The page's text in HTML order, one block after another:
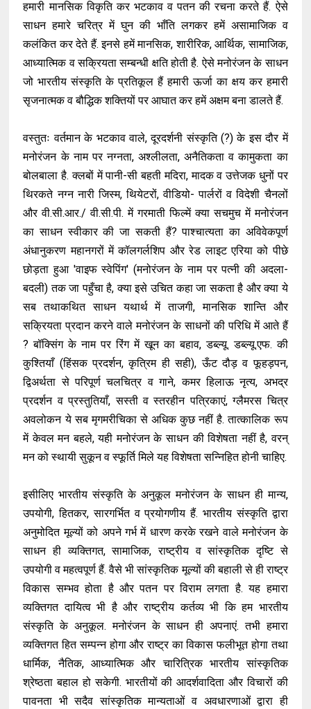
हमारी मानसिक विकृति कर भटकाव व पतन की रचना करते हैं. ऐसे
साधन हमारे चरित्र में घुन की भाँति लगकर हमें असामाजिक व
कलंकित कर देते हैं. इनसे हमें मानसिक, शारीरिक, आर्थिक, सामाजिक,
आध्यात्मिक व सक्रियता सम्बन्धी क्षति होती है. ऐसे मनोरंजन के साधन
जो भारतीय संस्कृति के प्रतिकूल हैं हमारी ऊर्जा का क्षय कर हमारी
सृजनात्मक व बौद्धिक शक्तियों पर आघात कर हमें अक्षम बना डालते हैं.
वस्तुतः वर्तमान के भटकाव वाले, दूरदर्शनी संस्कृति (?) के इस दौर में
मनोरंजन के नाम पर नग्नता, अश्लीलता, अनैतिकता व कामुकता का
बोलबाला है. क्लबों में पानी-सी बहती मदिरा, मादक व उत्तेजक धुनों पर
थिरकते नग्न नारी जिस्म, थियेटरों, वीडियो- पार्लरों व विदेशी चैनलों
और वी.सी.आर./ वी.सी.पी. में गरमाती फिल्में क्या सचमुच में मनोरंजन
का साधन स्वीकार की जा सकती हैं? पाश्चात्यता का अविवेकपूर्ण
अंधानुकरण महानगरों में कॉलगर्लशिप और रेड लाइट एरिया को पीछे
छोड़ता हुआ 'वाइफ स्वेपिंग' (मनोरंजन के नाम पर पत्नी की अदला-
बदली) तक जा पहुँचा है, क्या इसे उचित कहा जा सकता है और क्या ये
सब तथाकथित साधन यथार्थ में ताजगी, मानसिक शान्ति और
सक्रियता प्रदान करने वाले मनोरंजन के साधनों की परिधि में आते हैं
? बॉक्सिंग के नाम पर रिंग में खून का बहाव, डब्ल्यू. डब्ल्यू.एफ. की
कुश्तियाँ (हिंसक प्रदर्शन, कृत्रिम ही सही), ऊँट दौड़ व फूहड़पन,
द्विअर्थता से परिपूर्ण चलचित्र व गाने, कमर हिलाऊ नृत्य, अभद्र
प्रदर्शन व प्रस्तुतियाँ, सस्ती व स्तरहीन पत्रिकाएं, ग्लैमरस चित्र
अवलोकन ये सब मृगमरीचिका से अधिक कुछ नहीं है. तात्कालिक रूप
में केवल मन बहले, यही मनोरंजन के साधन की विशेषता नहीं है, वरन्
मन को स्थायी सुकून व स्फूर्ति मिले यह विशेषता सन्निहित होनी चाहिए.
इसीलिए भारतीय संस्कृति के अनुकूल मनोरंजन के साधन ही मान्य,
उपयोगी, हितकर, सारगर्भित व प्रयोगणीय हैं. भारतीय संस्कृति द्वारा
अनुमोदित मूल्यों को अपने गर्भ में धारण करके रखने वाले मनोरंजन के
साधन ही व्यक्तिगत, सामाजिक, राष्ट्रीय व सांस्कृतिक दृष्टि से
उपयोगी व महत्वपूर्ण हैं. वैसे भी सांस्कृतिक मूल्यों की बहाली से ही राष्ट्र
विकास सम्भव होता है और पतन पर विराम लगता है. यह हमारा
व्यक्तिगत दायित्व भी है और राष्ट्रीय कर्तव्य भी कि हम भारतीय
संस्कृति के अनुकूल. मनोरंजन के साधन ही अपनाएं. तभी हमारा
व्यक्तिगत हित सम्पन्न होगा और राष्ट्र का विकास फलीभूत होगा तथा
धार्मिक, नैतिक, आध्यात्मिक और चारित्रिक भारतीय सांस्कृतिक
श्रेष्ठता बहाल हो सकेगी. भारतीयों की आदर्शवादिता और विचारों की
पावनता भी सदैव सांस्कृतिक मान्यताओं व अवधारणाओं द्वारा ही